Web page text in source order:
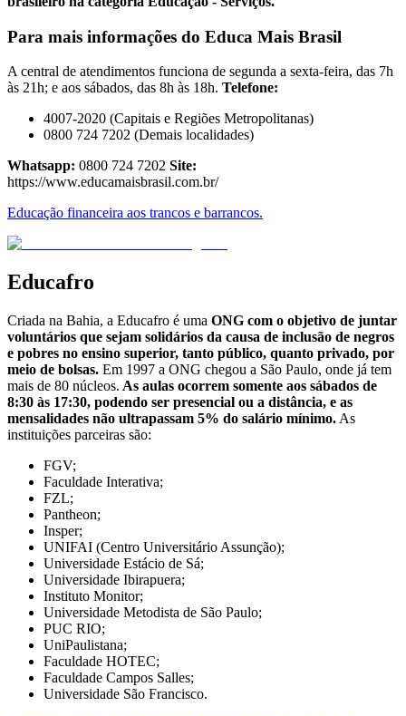
Para mais informações do Educa Mais Brasil
A central de atendimentos funciona de segunda a sexta-feira, das 7h
às 21h; e aos sábados, das 8h às 18h. Telefone:
4007-2020 (Capitais e Regiões Metropolitanas)
0800 724 7202 (Demais localidades)
Whatsapp: 0800 724 7202 Site:
https://www.educamaisbrasil.com.br/
Educação financeira aos trancos e barrancos.
Educafro
Criada na Bahia, a Educafro é uma ONG com o objetivo de juntar
voluntários que sejam solidários da causa de inclusão de negros
e pobres no ensino superior, tanto público, quanto privado, por
meio de bolsas. Em 1997 a ONG chegou a São Paulo, onde já tem
mais de 80 núcleos. As aulas ocorrem somente aos sábados de
8:30 às 17:30, podendo ser presencial ou a distância, e as
mensalidades não ultrapassam 5% do salário mínimo. As
instituições parceiras são:
FGV;
Faculdade Interativa;
FZL;
Pantheon;
Insper;
UNIFAI (Centro Universitário Assunção);
Universidade Estácio de Sá;
Universidade Ibirapuera;
Instituto Monitor;
Universidade Metodista de São Paulo;
PUC RIO;
UniPaulistana;
Faculdade HOTEC;
Faculdade Campos Salles;
Universidade São Francisco.